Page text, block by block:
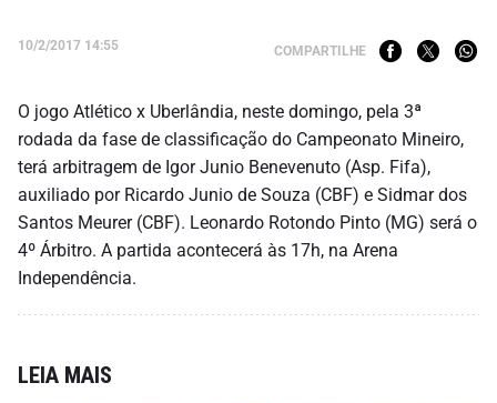
10/2/2017 14:55 COMPARTILHE
O jogo Atlético x Uberlândia, neste domingo, pela 3ª
rodada da fase de classificação do Campeonato Mineiro,
terá arbitragem de Igor Junio Benevenuto (Asp. Fifa),
auxiliado por Ricardo Junio de Souza (CBF) e Sidmar dos
Santos Meurer (CBF). Leonardo Rotondo Pinto (MG) será o
4º Árbitro. A partida acontecerá às 17h, na Arena
Independência.
LEIA MAIS